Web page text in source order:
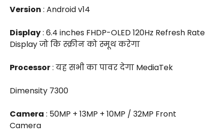
Version : Android v14
Display: 6.4 inches FHDP-OLED 120Hz Refresh Rate
Display जो कि स्क्रीन को स्मूथ करेगा
Processor: यह सभी का पावर देगा MediaTek
Dimensity 7300
Camera : 50MP + 13MP + 10MP / 32MP Front
Camera